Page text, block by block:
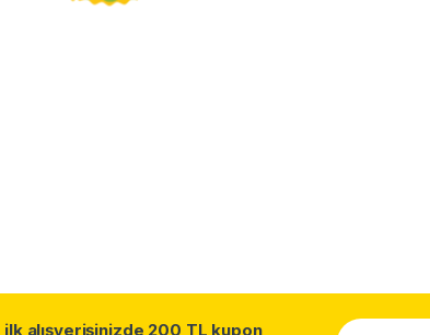
ilk alışverişinizde 200 TL kupon